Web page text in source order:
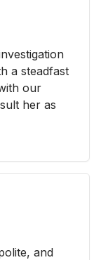
a steadfast
our
her as
and